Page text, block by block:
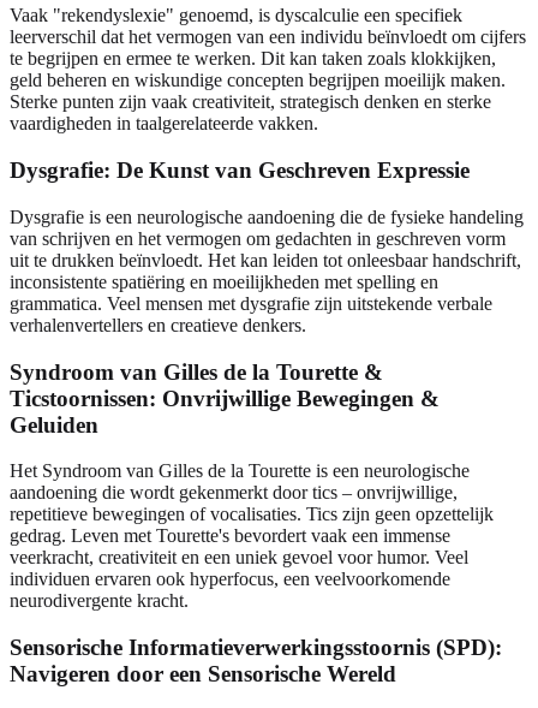
Vaak "rekendyslexie" genoemd, is dyscalculie een specifiek
leerverschil dat het vermogen van een individu beïnvloedt om cijfers
te begrijpen en ermee te werken. Dit kan taken zoals klokkijken,
geld beheren en wiskundige concepten begrijpen moeilijk maken.
Sterke punten zijn vaak creativiteit, strategisch denken en sterke
vaardigheden in taalgerelateerde vakken.
Dysgrafie: De Kunst van Geschreven Expressie
Dysgrafie is een neurologische aandoening die de fysieke handeling
van schrijven en het vermogen om gedachten in geschreven vorm
uit te drukken beïnvloedt. Het kan leiden tot onleesbaar handschrift,
inconsistente spatiëring en moeilijkheden met spelling en
grammatica. Veel mensen met dysgrafie zijn uitstekende verbale
verhalenvertellers en creatieve denkers.
Syndroom van Gilles de la Tourette &
Ticstoornissen: Onvrijwillige Bewegingen &
Geluiden
Het Syndroom van Gilles de la Tourette is een neurologische
aandoening die wordt gekenmerkt door tics – onvrijwillige,
repetitieve bewegingen of vocalisaties. Tics zijn geen opzettelijk
gedrag. Leven met Tourette's bevordert vaak een immense
veerkracht, creativiteit en een uniek gevoel voor humor. Veel
individuen ervaren ook hyperfocus, een veelvoorkomende
neurodivergente kracht.
Sensorische Informatieverwerkingsstoornis (SPD):
Navigeren door een Sensorische Wereld